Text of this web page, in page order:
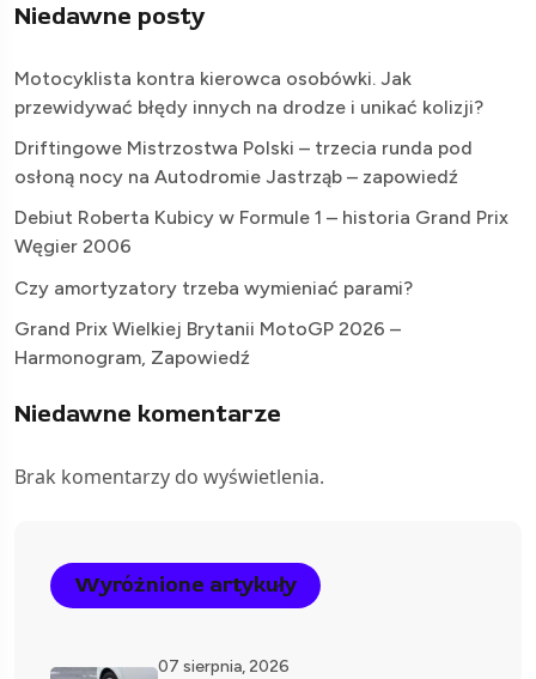
Niedawne posty
Motocyklista kontra kierowca osobówki. Jak
przewidywać błędy innych na drodze i unikać kolizji?
Driftingowe Mistrzostwa Polski – trzecia runda pod
osłoną nocy na Autodromie Jastrząb – zapowiedź
Debiut Roberta Kubicy w Formule 1 – historia Grand Prix
Węgier 2006
Czy amortyzatory trzeba wymieniać parami?
Grand Prix Wielkiej Brytanii MotoGP 2026 –
Harmonogram, Zapowiedź
Niedawne komentarze
Brak komentarzy do wyświetlenia.
Wyróżnione artykuły
07 sierpnia, 2026